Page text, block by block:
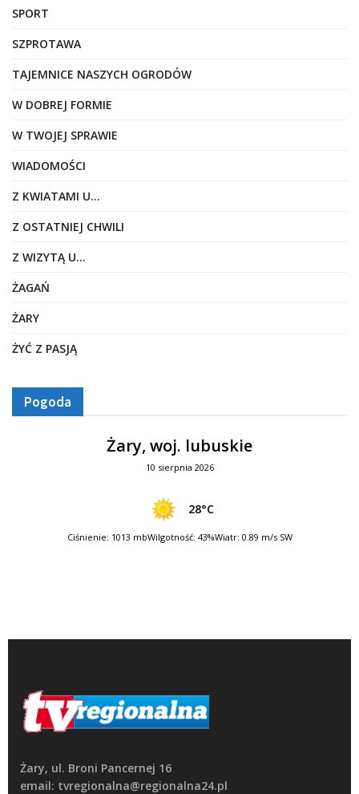
SPORT
SZPROTAWA
TAJEMNICE NASZYCH OGRODÓW
W DOBREJ FORMIE
W TWOJEJ SPRAWIE
WIADOMOŚCI
Z KWIATAMI U…
Z OSTATNIEJ CHWILI
Z WIZYTĄ U…
ŻAGAŃ
ŻARY
ŻYĆ Z PASJĄ
Pogoda
Żary, woj. lubuskie
10 sierpnia 2026
28°C
Ciśnienie: 1013 mbWilgotność: 43%Wiatr: 0.89 m/s SW
Żary, ul. Broni Pancernej 16
email: tvregionalna@regionalna24.pl